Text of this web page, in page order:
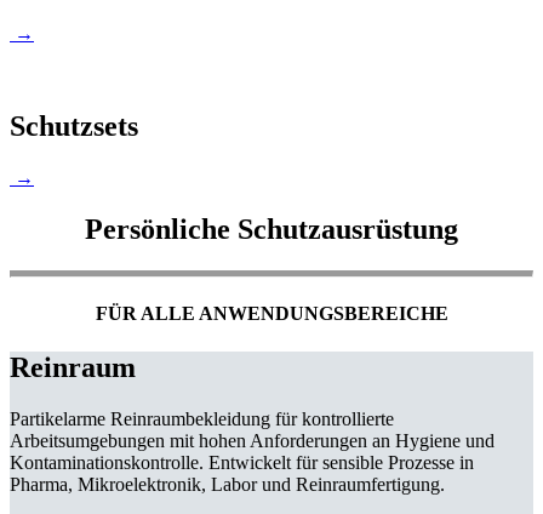
→
Schutzsets
→
Persönliche Schutzausrüstung
FÜR ALLE ANWENDUNGSBEREICHE
Reinraum
Partikelarme Reinraumbekleidung für kontrollierte
Arbeitsumgebungen mit hohen Anforderungen an Hygiene und
Kontaminationskontrolle. Entwickelt für sensible Prozesse in
Pharma, Mikroelektronik, Labor und Reinraumfertigung.